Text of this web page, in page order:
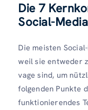
Die 7
Social-
Die meisten
weil sie entweder
vage sind, um
folgenden Punkte
funktionierendes